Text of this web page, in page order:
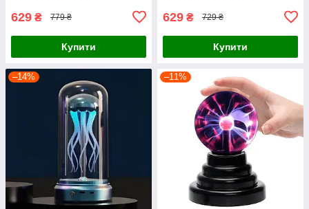
629 ₴ 779 ₴
Купити
629 ₴ 729 ₴
Купити
–14% –11%